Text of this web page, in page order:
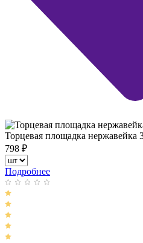
Торцевая площадка
798 ₽
Подробнее